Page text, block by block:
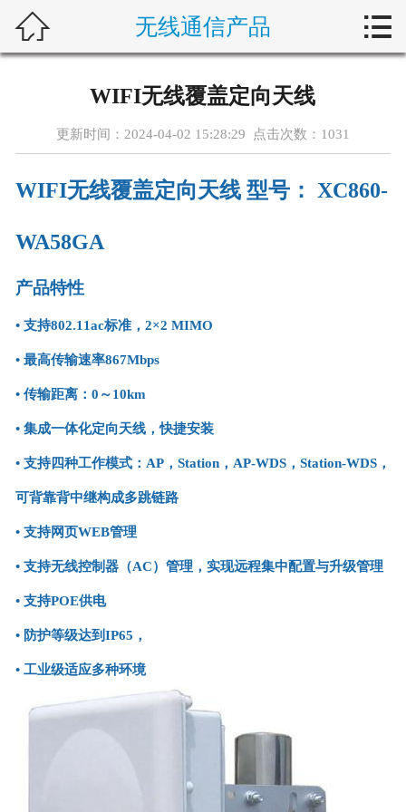
 无线通信产品 
WIFI无线覆盖定向天线
更新时间：2024-04-02 15:28:29 点击次数： 1031
WIFI无线覆盖定向天线 型号： XC860-
WA58GA
产品特性
• 支持802.11ac标准，2×2 MIMO
• 最高传输速率867Mbps
• 传输距离：0～10km
• 集成一体化定向天线，快捷安装
• 支持四种工作模式：AP，Station，AP-WDS，Station-WDS，
可背靠背中继构成多跳链路
• 支持网页WEB管理
• 支持无线控制器（AC）管理，实现远程集中配置与升级管理
• 支持POE供电
• 防护等级达到IP65，
• 工业级适应多种环境